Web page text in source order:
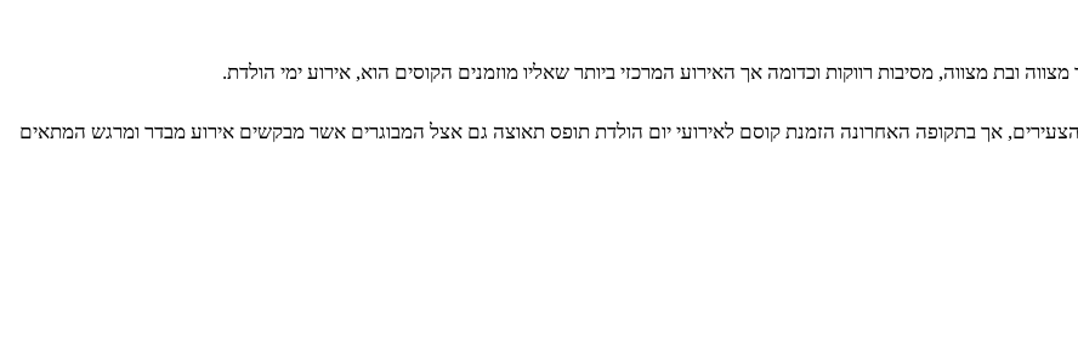
ובת מצווה, מסיבות רווקות וכדומה אך האירוע המרכזי ביותר שאליו מוזמנים הקוסים הוא, אירוע ימי הולדת.
אך בתקופה האחרונה הזמנת קוסם לאירועי יום הולדת תופס תאוצה גם אצל המבוגרים אשר מבקשים אירוע מבדר ומרגש המתאים